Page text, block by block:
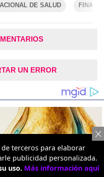
DE SALUD
UN ERROR
terceros para elaborar
publicidad personalizada.
uso. Más información aquí